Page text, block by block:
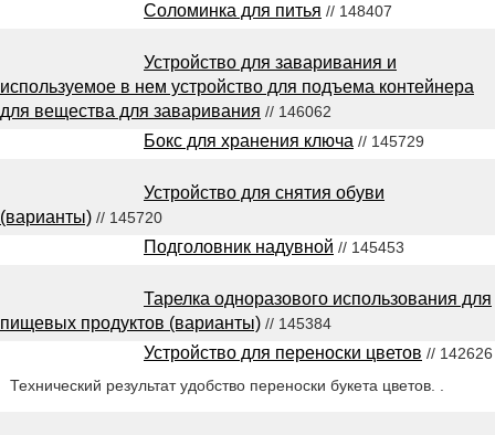
Соломинка для питья // 148407
Устройство для заваривания и
используемое в нем устройство для подъема контейнера
для вещества для заваривания // 146062
Бокс для хранения ключа // 145729
Устройство для снятия обуви
(варианты) // 145720
Подголовник надувной // 145453
Тарелка одноразового использования для
пищевых продуктов (варианты) // 145384
Устройство для переноски цветов // 142626
Технический результат удобство переноски букета цветов. .